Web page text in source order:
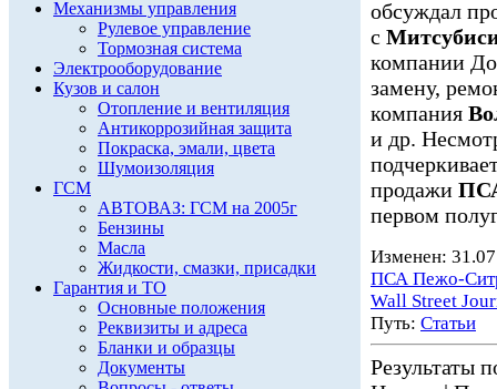
Механизмы управления
Рулевое управление
Тормозная система
Электрооборудование
Кузов и салон
Отопление и вентиляция
Антикоррозийная защита
Покраска, эмали, цвета
Шумоизоляция
ГСМ
АВТОВАЗ: ГСМ на 2005г
Бензины
Масла
Жидкости, смазки, присадки
Гарантия и ТО
Основные положения
Реквизиты и адреса
Бланки и образцы
Документы
обсуждал
с
компании
замену,
компания
и др.
продажи
первом
Изменен:
ПСА Пежо-
Wall Street
Путь: Статьи
Результаты